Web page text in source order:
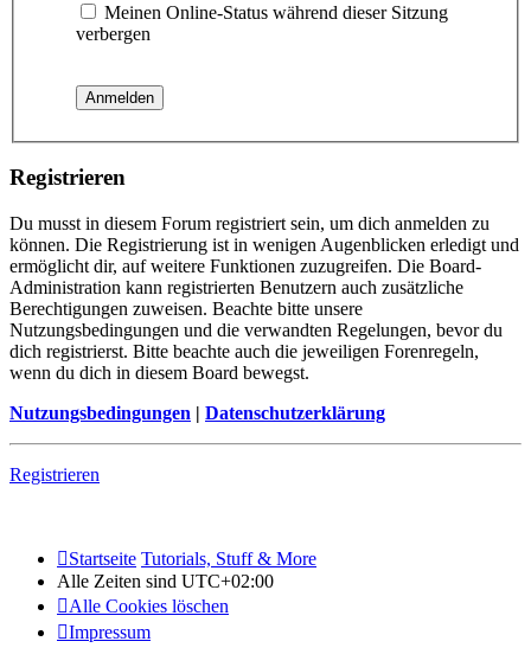
Meinen Online-Status während dieser Sitzung
verbergen
Registrieren
Du musst in diesem Forum registriert sein, um dich anmelden zu
können. Die Registrierung ist in wenigen Augenblicken erledigt und
ermöglicht dir, auf weitere Funktionen zuzugreifen. Die Board-
Administration kann registrierten Benutzern auch zusätzliche
Berechtigungen zuweisen. Beachte bitte unsere
Nutzungsbedingungen und die verwandten Regelungen, bevor du
dich registrierst. Bitte beachte auch die jeweiligen Forenregeln,
wenn du dich in diesem Board bewegst.
Nutzungsbedingungen | Datenschutzerklärung
Registrieren
Startseite Tutorials, Stuff & More
Alle Zeiten sind UTC+02:00
Alle Cookies löschen
Impressum